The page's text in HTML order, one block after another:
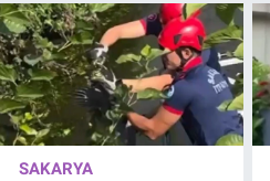
SAKARYA